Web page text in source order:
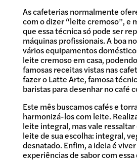
As cafeterias normalmente
com o dizer “leite cremoso”, e
que essa técnica só pode ser
máquinas profissionais. A boa
vários equipamentos
leite cremoso em casa,
famosas receitas vistas nas
fazer o Latte Arte, famosa
baristas para desenhar no café
Este mês buscamos cafés e
harmonizá-los com leite.
leite integral, mas vale ressaltar
leite de sua escolha: integral,
desnatado. Enfim, a ideia é
experiências de sabor com